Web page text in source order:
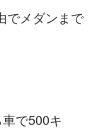
でメダンまで
で500キ